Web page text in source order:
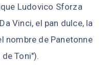
Ludovico Sforza
Vinci, el pan dulce, la
nombre de Panetonne
Toni").